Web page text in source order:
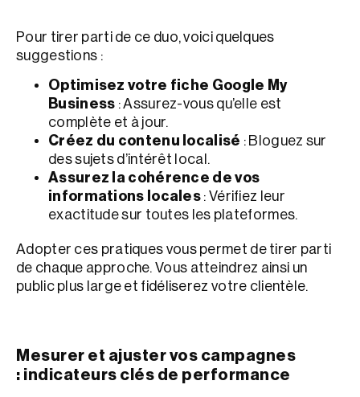
Pour tirer parti de ce duo, voici quelques
suggestions :
Optimisez votre fiche Google My
Business : Assurez-vous qu’elle est
complète et à jour.
Créez du contenu localisé : Bloguez sur
des sujets d’intérêt local.
Assurez la cohérence de vos
informations locales : Vérifiez leur
exactitude sur toutes les plateformes.
Adopter ces pratiques vous permet de tirer parti
de chaque approche. Vous atteindrez ainsi un
public plus large et fidéliserez votre clientèle.
Mesurer et ajuster vos campagnes
: indicateurs clés de performance